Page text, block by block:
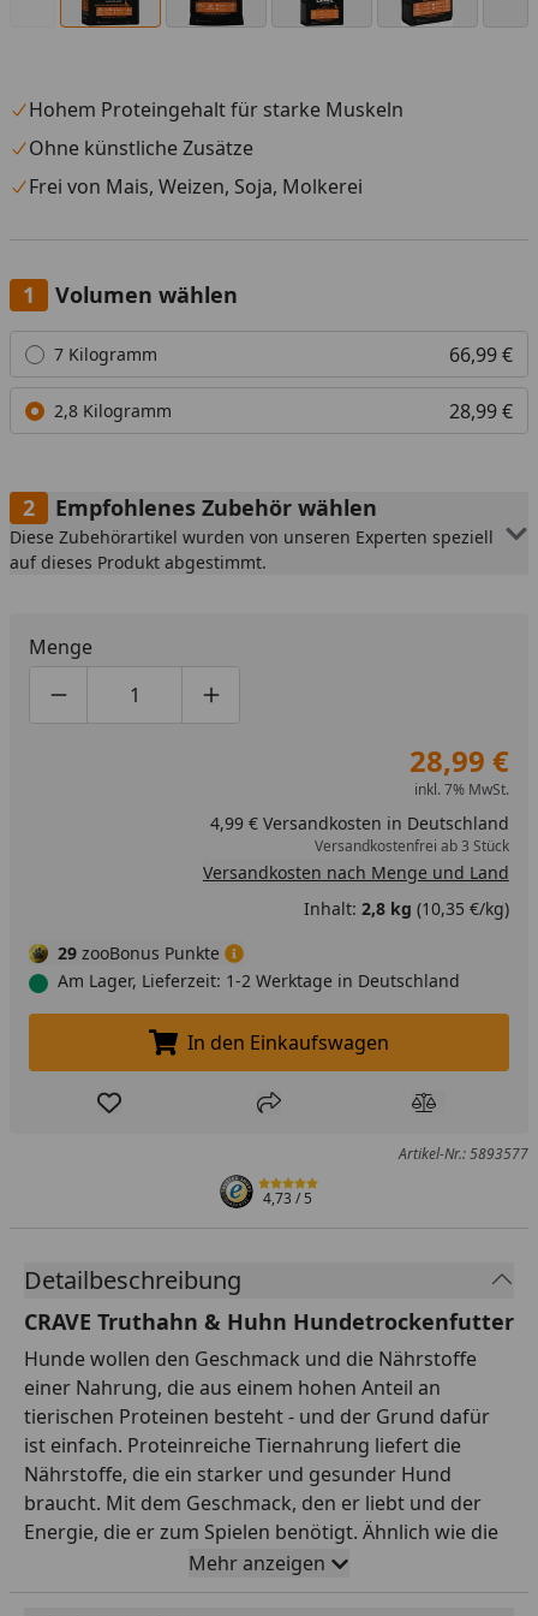
Hohem Proteingehalt für starke Muskeln
Ohne künstliche Zusätze
Frei von Mais, Weizen, Soja, Molkerei
Volumen wählen
Alle anzeigen (2)
7 Kilogramm 66,99 €
2,8 Kilogramm 28,99 €
Empfohlenes Zubehör wählen
Diese Zubehörartikel wurden von unseren Experten speziell
auf dieses Produkt abgestimmt.
Menge
Produktmenge um eins verringern
Produktmenge manuell eingeben
Produktmenge um eins erhöhen
28,99 €
inkl. 7% MwSt.
4,99 € Versandkosten in Deutschland
Versandkostenfrei ab 3 Stück
Versandkosten nach Menge und Land
Inhalt: 2,8 kg (10,35 €/kg)
29 zooBonus Punkte
Am Lager, Lieferzeit: 1-2 Werktage in Deutschland
In den Einkaufswagen legen
In den Einkaufswagen
Produkt zur Wunschliste hinzufügen
Teilen Produkt
Artikel-Nr.: 5893577
4,73/ 5
Detailbeschreibung
CRAVE Truthahn & Huhn Hundetrockenfutter
Hunde wollen den Geschmack und die Nährstoffe
einer Nahrung, die aus einem hohen Anteil an
tierischen Proteinen besteht - und der Grund dafür
ist einfach. Proteinreiche Tiernahrung liefert die
Nährstoffe, die ein starker und gesunder Hund
braucht. Mit dem Geschmack, den er liebt und der
Energie, die er zum Spielen benötigt. Ähnlich wie die
Nahrung seiner wilden Vorfahren, werden CRAVE™
Rezepturen stets mit hochwertigen tierischen
Mehr anzeigen